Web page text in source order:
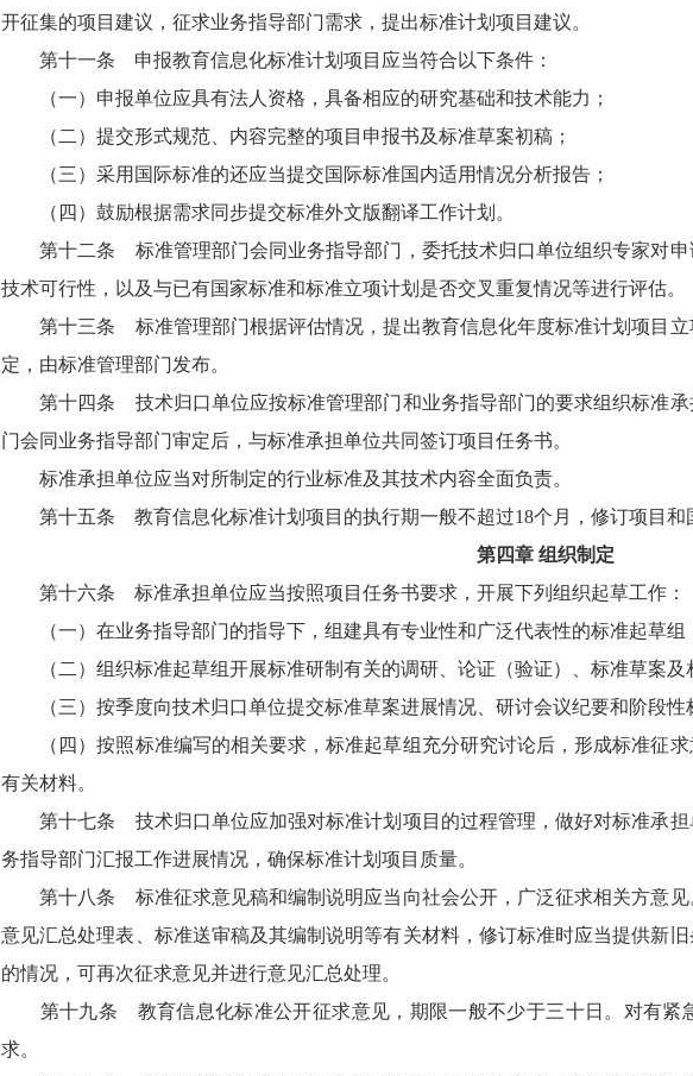
开征集的项目建议，征求业务指导部门需求，提出标准计划项目建议。
第十一条 申报教育信息化标准计划项目应当符合以下条件：
（一）申报单位应具有法人资格，具备相应的研究基础和技术能力；
（二）提交形式规范、内容完整的项目申报书及标准草案初稿；
（三）采用国际标准的还应当提交国际标准国内适用情况分析报告；
（四）鼓励根据需求同步提交标准外文版翻译工作计划。
第十二条 标准管理部门会同业务指导部门，委托技术归口单位组织专家对申
技术可行性，以及与已有国家标准和标准立项计划是否交叉重复情况等进行评估。
第十三条 标准管理部门根据评估情况，提出教育信息化年度标准计划项目立
定，由标准管理部门发布。
第十四条 技术归口单位应按标准管理部门和业务指导部门的要求组织标准承
门会同业务指导部门审定后，与标准承担单位共同签订项目任务书。
标准承担单位应当对所制定的行业标准及其技术内容全面负责。
第十五条 教育信息化标准计划项目的执行期一般不超过18个月，修订项目和
第四章 组织制定
第十六条 标准承担单位应当按照项目任务书要求，开展下列组织起草工作：
（一）在业务指导部门的指导下，组建具有专业性和广泛代表性的标准起草组
（二）组织标准起草组开展标准研制有关的调研、论证（验证）、标准草案及
（三）按季度向技术归口单位提交标准草案进展情况、研讨会议纪要和阶段性
（四）按照标准编写的相关要求，标准起草组充分研究讨论后，形成标准征求
有关材料。
第十七条 技术归口单位应加强对标准计划项目的过程管理，做好对标准承担
务指导部门汇报工作进展情况，确保标准计划项目质量。
第十八条 标准征求意见稿和编制说明应当向社会公开，广泛征求相关方意见
意见汇总处理表、标准送审稿及其编制说明等有关材料，修订标准时应当提供新
的情况，可再次征求意见并进行意见汇总处理。
第十九条 教育信息化标准公开征求意见，期限一般不少于三十日。对有紧
求。